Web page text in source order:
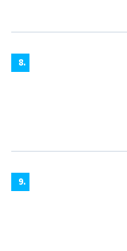
8.
9.